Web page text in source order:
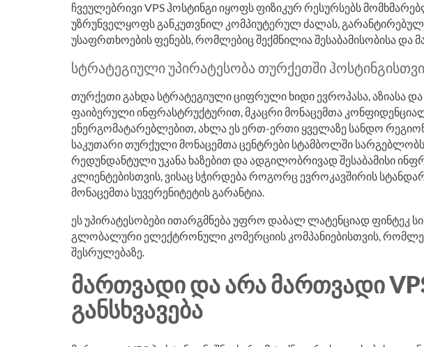
ჩვეულებრივი VPS ჰოსტინგი იყოფს ფიზიკურ რესურსებს
უზრუნველყოფს განკუთვნილ კომპიუტერულ ძალას,
უსაფრთხოების ფენებს, რომლებიც შექმნილია შესაბამისობისა და
სტრატეგიული უპირატესობა თურქეთში
თურქეთი გახდა სტრატეგიული ციფრული ხიდი ევროპასა, აზიასა
ფაიბერული ინფრასტრუქტურით, მკაცრი მონაცემთა
ენერგომატარებლებით, ახლა ეს ერთ-ერთი ყველაზე სანდო
საკუთარი თურქული მონაცემთა ცენტრები სტამბოლში
რედუნდანტული უკანა ხაზებით და ადგილობრივად შესაბამისი
კლიენტებისთვის, ვისაც სჭირდება როგორც ევროკავშირის
მონაცემთა სუვერენიტეტის გარანტია.
ეს უპირატესობები ითარგმნება უფრო დაბალ ლატენციად ფინტეკ
გლობალური ელექტრონული კომერციის კომპანიებისთვის,
შესრულებაზე.
ᲛᲐᲠᲗᲕᲐᲓᲘ ᲓᲐ ᲐᲠᲐ ᲛᲐᲠᲗᲕᲐᲓᲘ
ᲒᲐᲜᲡᲮᲕᲐᲕᲔᲑᲐ